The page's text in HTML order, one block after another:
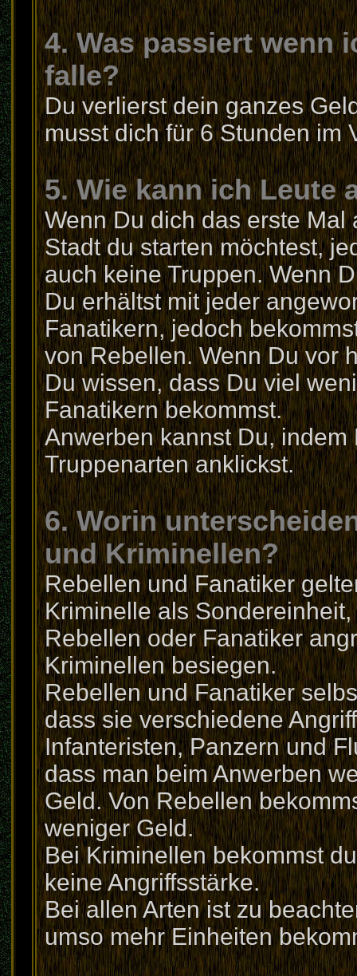
4. Was passiert wenn
falle?
Du verlierst dein ganzes
musst dich für 6 Stunden im
5. Wie kann ich Leute
Wenn Du dich das erste
Stadt du starten möchtest,
auch keine Truppen. Wenn
Du erhältst mit jeder
Fanatikern, jedoch
von Rebellen. Wenn Du vor
Du wissen, dass Du viel
Fanatikern bekommst.
Anwerben kannst Du,
Truppenarten anklickst.
6. Worin
und Kriminellen?
Rebellen und Fanatiker
Kriminelle als
Rebellen oder Fanatiker
Kriminellen besiegen.
Rebellen und Fanatiker
dass sie verschiedene
Infanteristen, Panzern und
dass man beim Anwerben
Geld. Von Rebellen
weniger Geld.
Bei Kriminellen bekommst
keine Angriffsstärke.
Bei allen Arten ist zu
umso mehr Einheiten